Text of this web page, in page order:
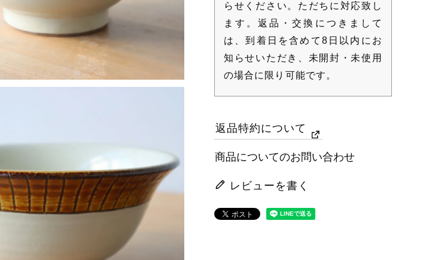
らせください。ただちに対応致し
ます。返品・交換につきまして
は、到着日を含めて8日以内にお
知らせいただき、未開封・未使用
の場合に限り可能です。
返品特約について
商品についてのお問い合わせ
レビューを書く